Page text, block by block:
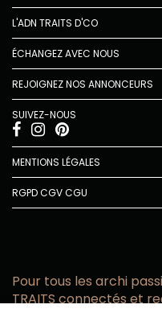
L'ADN TRAITS D'CO
ÉCHANGEZ AVEC NOUS
REJOIGNEZ NOS ANNONCEURS
SUIVEZ-NOUS
MENTIONS LÉGALES
RGPDCGVCGU
Pour tous les archi
TRAITS connectés et